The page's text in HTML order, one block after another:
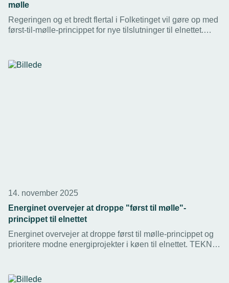
mølle
Regeringen og et bredt flertal i Folketinget vil gøre op med
først-til-mølle-princippet for nye tilslutninger til elnettet.
14. november 2025
Energinet overvejer at droppe "først til mølle"-
princippet til elnettet
Energinet overvejer at droppe først til mølle-princippet og
prioritere modne energiprojekter i køen til elnettet. TEKNIQ